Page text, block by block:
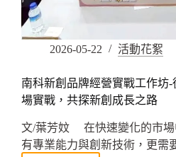
2026-05-22 活動花絮
南科新創品牌經營實戰工作坊
場實戰，共探新創成長之路
文/葉芳妏 在快速變化的市場
有專業能力與創新技術，更需